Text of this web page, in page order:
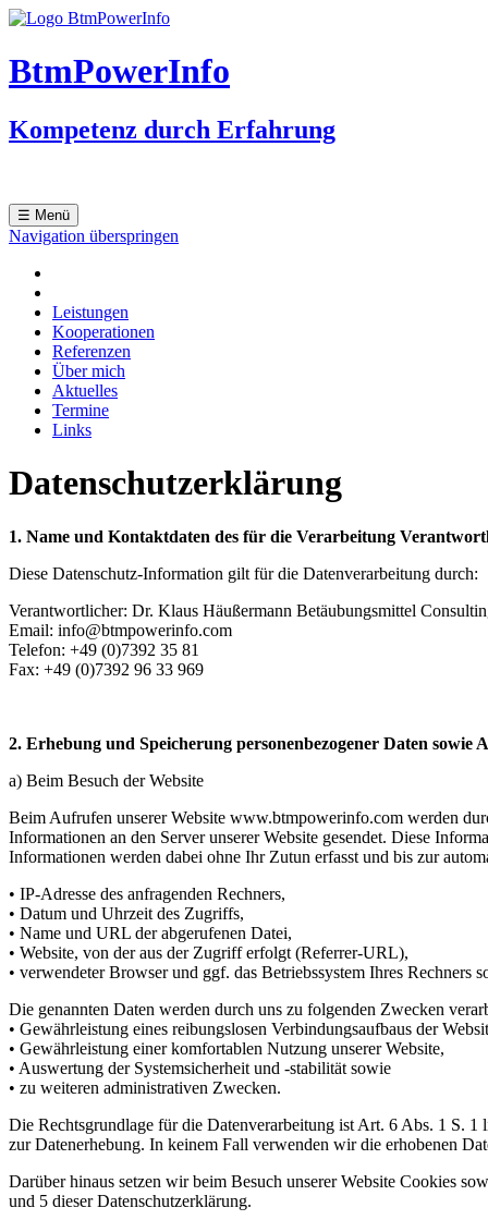
BtmPowerInfo
Kompetenz durch Erfahrung
☰ Menü
Navigation überspringen
Leistungen
Kooperationen
Referenzen
Über mich
Aktuelles
Termine
Links
Datenschutzerklärung
1. Name und Kontaktdaten des für die Verarbeitung
Diese Datenschutz-Information gilt für die Datenverarbeitung durch:
Verantwortlicher: Dr. Klaus Häußermann Betäubungsmittel
Email: info@btmpowerinfo.com
Telefon: +49 (0)7392 35 81
Fax: +49 (0)7392 96 33 969
2. Erhebung und Speicherung personenbezogener Daten
a) Beim Besuch der Website
Beim Aufrufen unserer Website www.btmpowerinfo.com werden
Informationen an den Server unserer Website gesendet. Diese
Informationen werden dabei ohne Ihr Zutun erfasst und bis zur
• IP-Adresse des anfragenden Rechners,
• Datum und Uhrzeit des Zugriffs,
• Name und URL der abgerufenen Datei,
• Website, von der aus der Zugriff erfolgt (Referrer-URL),
• verwendeter Browser und ggf. das Betriebssystem Ihres Rechners
Die genannten Daten werden durch uns zu folgenden Zwecken
• Gewährleistung eines reibungslosen Verbindungsaufbaus der
• Gewährleistung einer komfortablen Nutzung unserer Website,
• Auswertung der Systemsicherheit und -stabilität sowie
• zu weiteren administrativen Zwecken.
Die Rechtsgrundlage für die Datenverarbeitung ist Art. 6 Abs. 1 S.
zur Datenerhebung. In keinem Fall verwenden wir die erhobenen
Darüber hinaus setzen wir beim Besuch unserer Website Cookies
und 5 dieser Datenschutzerklärung.